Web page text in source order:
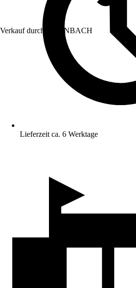
Verkauf durch: HORNBACH
Lieferzeit ca. 6 Werktage